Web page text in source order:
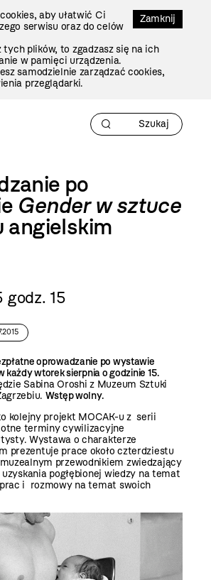
Zamknij
aby ułatwić Ci
serwisu oraz do celów
tych plików, to zgadzasz się na ich
w pamięci urządzenia.
samodzielnie zarządzać cookies,
przeglądarki.
po
Gender w sztuce
angielskim
godz. 15
oprowadzanie po wystawie
każdy wtorek sierpnia o godzinie 15.
Sabina Oroshi z Muzeum Sztuki
Wstęp wolny.
kolejny projekt MOCAK-u z serii
terminy cywilizacyjne
Wystawa o charakterze
prezentuje prace około czterdziestu
przewodnikiem zwiedzający
pogłębionej wiedzy na temat
i rozmowy na temat swoich